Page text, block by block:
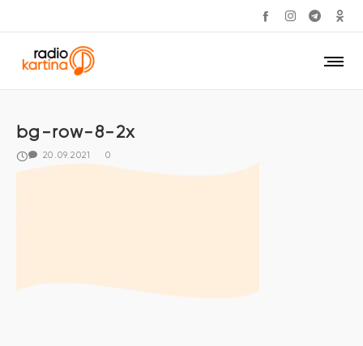
bg-row-8-2x
20.09.2021 0